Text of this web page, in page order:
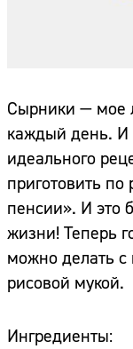
Сырники — мое
каждый день. И
идеального
приготовить по
пенсии». И это
жизни! Теперь
можно делать с
рисовой мукой.
Ингредиенты: